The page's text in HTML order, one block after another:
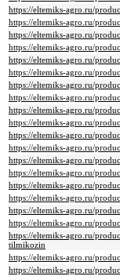
https://eltemiks-agro.ru/
https://eltemiks-agro.ru/
https://eltemiks-agro.ru/
https://eltemiks-agro.ru/
https://eltemiks-agro.ru/
https://eltemiks-agro.ru/
https://eltemiks-agro.ru/
https://eltemiks-agro.ru/
https://eltemiks-agro.ru/
https://eltemiks-agro.ru/
https://eltemiks-agro.ru/
https://eltemiks-agro.ru/
https://eltemiks-agro.ru/
https://eltemiks-agro.ru/
https://eltemiks-agro.ru/
https://eltemiks-agro.ru/
https://eltemiks-agro.ru/
https://eltemiks-agro.ru/
https://eltemiks-agro.ru/
tilmikozin
https://eltemiks-agro.ru/
https://eltemiks-agro.ru/